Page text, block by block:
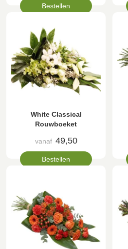
Bestellen
White Classical
Rouwboeket
vanaf 49,50
Bestellen